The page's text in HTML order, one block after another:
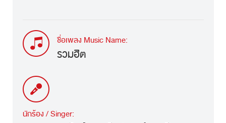
ชื่อเพลง Music Name:
รวมฮิต
นักร้อง / Singer: